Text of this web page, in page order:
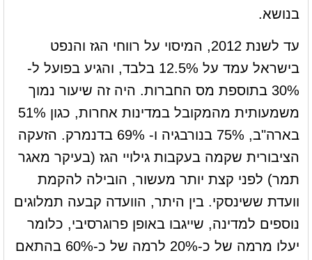
בנושא.
עד לשנת 2012, המיסוי על רווחי הגז והנפט
בישראל עמד על 12.5% בלבד, והגיע בפועל ל-
30% בתוספת מס החברות. היה זה שיעור נמוך
משמעותית מהמקובל במדינות אחרות, כגון 51%
בארה"ב, 75% בנורבגיה ו- 69% בדנמרק. הזעקה
הציבורית שקמה בעקבות גילויי הגז (בעיקר מאגר
תמר) לפני קצת יותר מעשור, הובילה להקמת
וועדת ששינסקי. בין היתר, הוועדה קבעה תמלוגים
נוספים למדינה, שייגבו באופן פרוגרסיבי, כלומר
יעלו מרמה של כ-20% לרמה של כ-60% בהתאם